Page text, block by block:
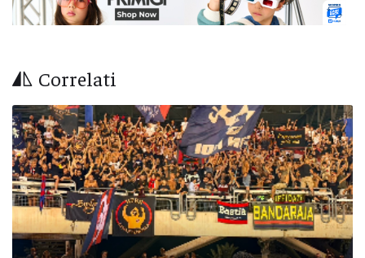
Correlati